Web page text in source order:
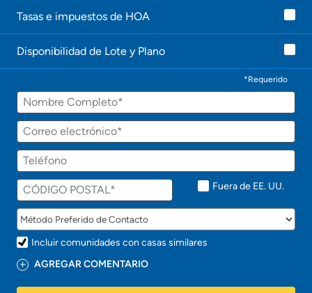
Tasas e impuestos de HOA
Disponibilidad de Lote y Plano
*Requerido
Fuera de EE. UU.
Incluir comunidades con casas similares
AGREGAR COMENTARIO